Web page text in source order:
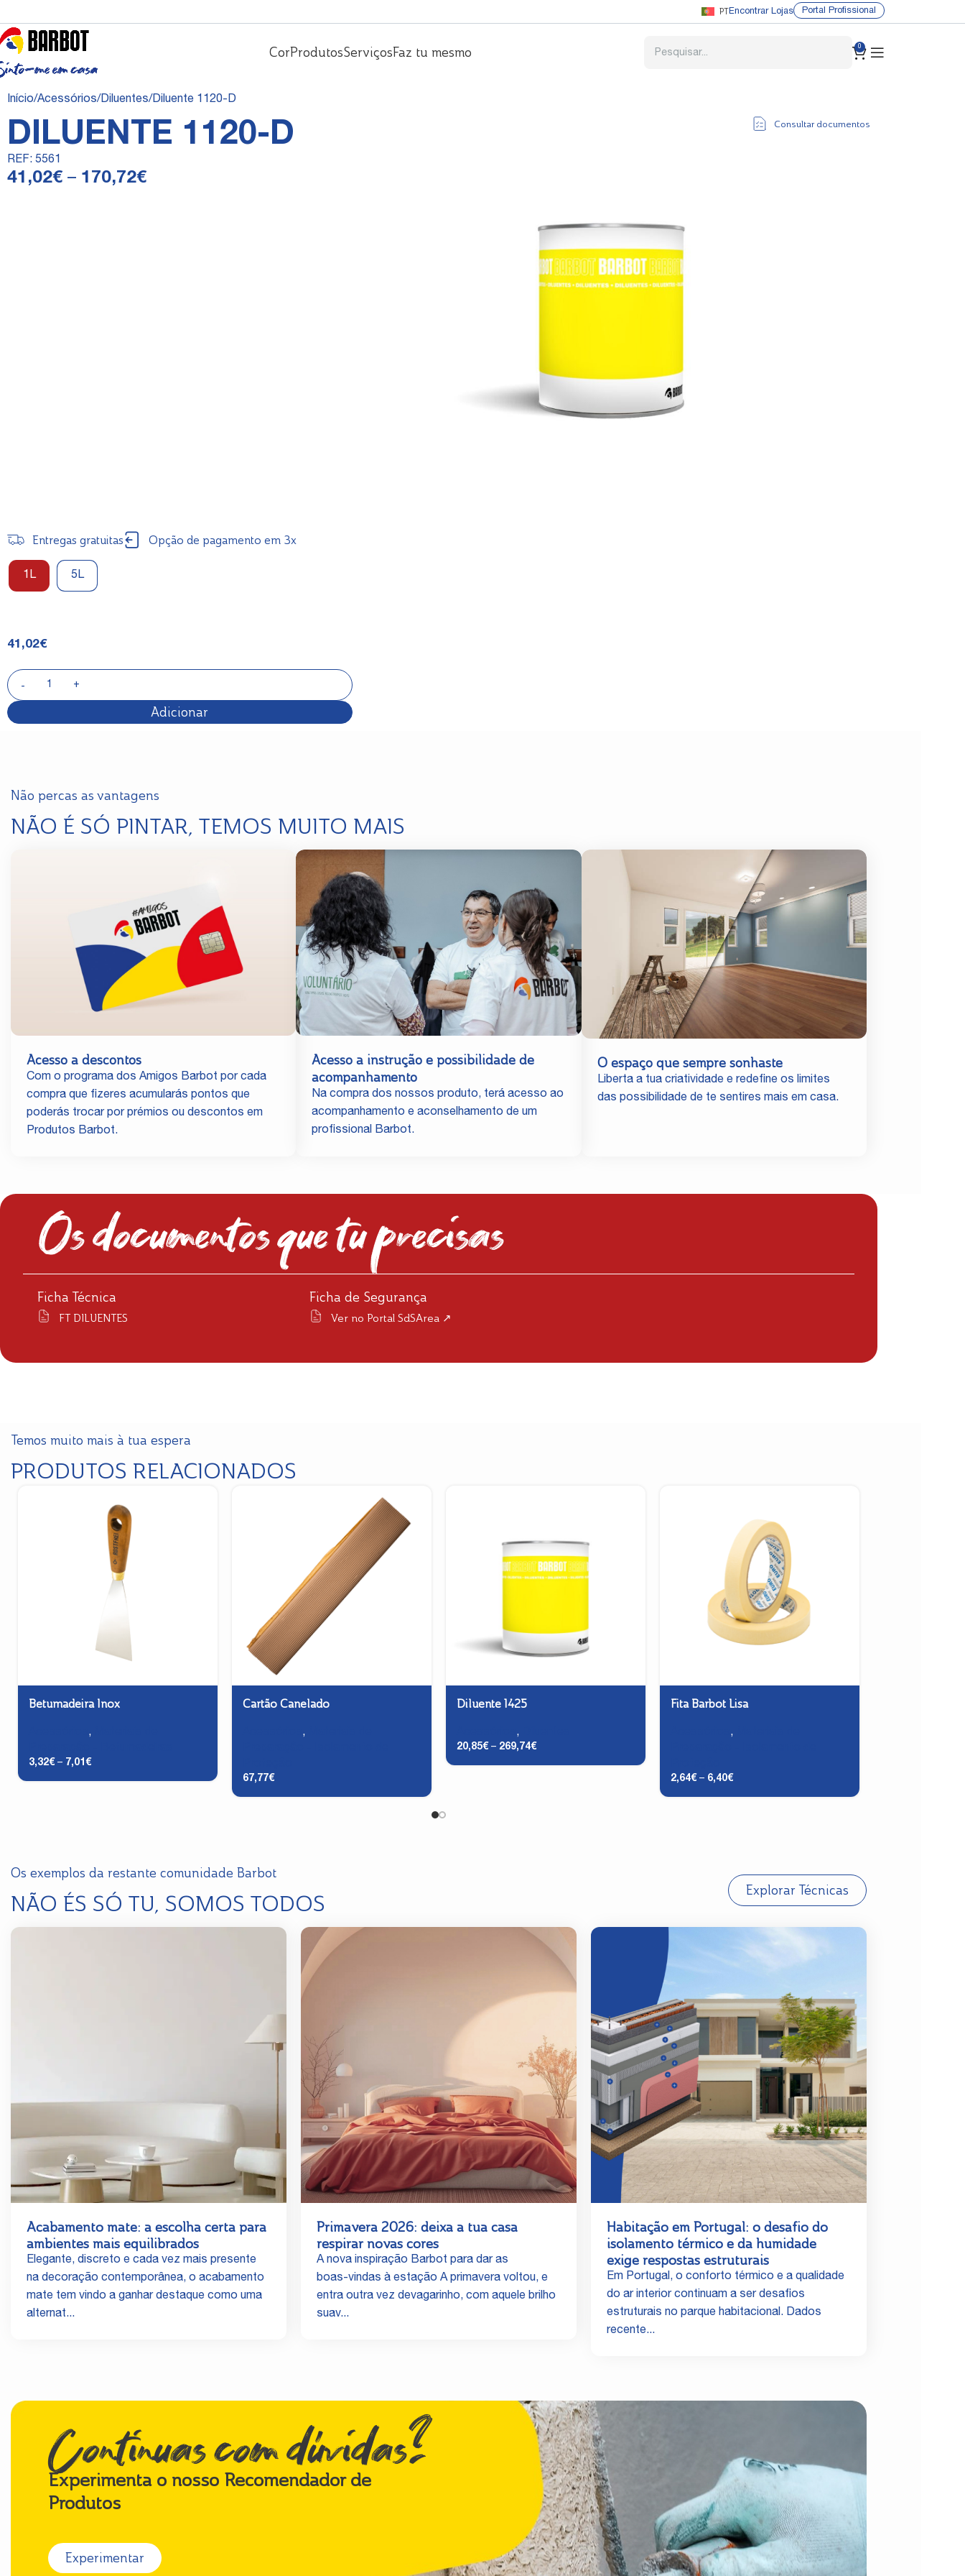
PTEncontrar Lojas Portal Profissional
CorProdutosServiçosFaz tu mesmo 0
Início Acessórios Diluentes Diluente 1120-D
DILUENTE 1120-D
REF: 5561
41,02€ – 170,72€
Entregas gratuitas Opção de pagamento em 3x
1L 5L
41,02€
Adicionar
Consultar documentos
Não percas as vantagens
NÃO É SÓ PINTAR, TEMOS MUITO MAIS
Acesso a descontos
Com o programa dos Amigos Barbot por cada
compra que fizeres acumularás pontos que
poderás trocar por prémios ou descontos em
Produtos Barbot.
Acesso a instrução e possibilidade de
acompanhamento
Na compra dos nossos produto, terá acesso ao
acompanhamento e aconselhamento de um
profissional Barbot.
O espaço que sempre sonhaste
Liberta a tua criatividade e redefine os limites
das possibilidade de te sentires mais em casa.
Os documentos que tu precisas
Ficha Técnica
FT DILUENTES
Ficha de Segurança
Ver no Portal SdSArea ↗
Temos muito mais à tua espera
PRODUTOS RELACIONADOS
Betumadeira Inox
,
3,32€ – 7,01€
Cartão Canelado
,
67,77€
Diluente 1425
,
20,85€ – 269,74€
Fita Barbot Lisa
,
2,64€ – 6,40€
Os exemplos da restante comunidade Barbot
NÃO ÉS SÓ TU, SOMOS TODOS Explorar Técnicas
Acabamento mate: a escolha certa para
ambientes mais equilibrados
Elegante, discreto e cada vez mais presente
na decoração contemporânea, o acabamento
mate tem vindo a ganhar destaque como uma
alternat...
Primavera 2026: deixa a tua casa
respirar novas cores
A nova inspiração Barbot para dar as
boas‑vindas à estação A primavera voltou, e
entra outra vez devagarinho, com aquele brilho
suav...
Habitação em Portugal: o desafio do
isolamento térmico e da humidade
exige respostas estruturais
Em Portugal, o conforto térmico e a qualidade
do ar interior continuam a ser desafios
estruturais no parque habitacional. Dados
recente...
Continuas com dúvidas?
Experimenta o nosso Recomendador de
Produtos
Experimentar